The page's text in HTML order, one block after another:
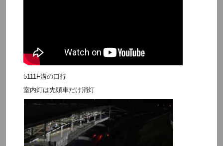
5111F溝の口行
室内灯は先頭車だけ消灯